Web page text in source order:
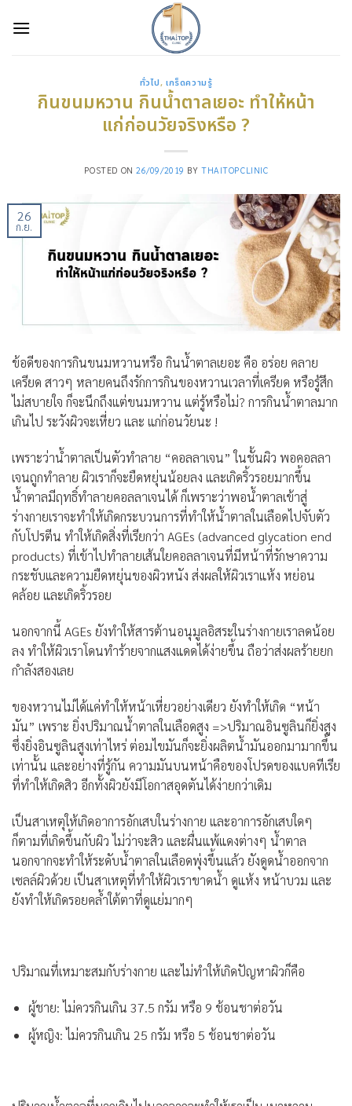
ทั่วไป,เกร็ดความรู้
กินขนมหวาน กินน้ำตาลเยอะ ทำให้หน้า
แก่ก่อนวัยจริงหรือ ?
POSTED ON26/09/2019 BYTHAITOPCLINIC
26
ก.ย.
ข้อดีของการกินขนมหวานหรือ กินน้ำตาลเยอะ คือ อร่อย คลาย
เครียด สาวๆ หลายคนถึงรักการกินของหวานเวลาที่เครียด หรือรู้สึก
ไม่สบายใจ ก็จะนึกถึงแต่ขนมหวาน แต่รู้หรือไม่? การกินน้ำตาลมาก
เกินไป ระวังผิวจะเหี่ยว และ แก่ก่อนวัยนะ !
เพราะว่าน้ำตาลเป็นตัวทำลาย “คอลลาเจน” ในชั้นผิว พอคอลลา
เจนถูกทำลาย ผิวเราก็จะยืดหยุ่นน้อยลง และเกิดริ้วรอยมากขึ้น
น้ำตาลมีฤทธิ์ทำลายคอลลาเจนได้ ก็เพราะว่าพอน้ำตาลเข้าสู่
ร่างกายเราจะทำให้เกิดกระบวนการที่ทำให้น้ำตาลในเลือดไปจับตัว
กับโปรตีน ทำให้เกิดสิ่งที่เรียกว่า AGEs (advanced glycation end
products) ที่เข้าไปทำลายเส้นใยคอลลาเจนที่มีหน้าที่รักษาความ
กระชับและความยืดหยุ่นของผิวหนัง ส่งผลให้ผิวเราแห้ง หย่อน
คล้อย และเกิดริ้วรอย
นอกจากนี้ AGEs ยังทำให้สารต้านอนุมูลอิสระในร่างกายเราลดน้อย
ลง ทำให้ผิวเราโดนทำร้ายจากแสงแดดได้ง่ายขึ้น ถือว่าส่งผลร้ายยก
กำลังสองเลย
ของหวานไม่ได้แค่ทำให้หน้าเหี่ยวอย่างเดียว ยังทำให้เกิด “หน้า
มัน” เพราะ ยิ่งปริมาณน้ำตาลในเลือดสูง =>ปริมาณอินซูลินก็ยิ่งสูง
ซึ่งยิ่งอินซูลินสูงเท่าไหร่ ต่อมไขมันก็จะยิ่งผลิตน้ำมันออกมามากขึ้น
เท่านั้น และอย่างที่รู้กัน ความมันบนหน้าคือของโปรดของแบคทีเรีย
ที่ทำให้เกิดสิว อีกทั้งผิวยังมีโอกาสอุดตันได้ง่ายกว่าเดิม
เป็นสาเหตุให้เกิดอาการอักเสบในร่างกาย และอาการอักเสบใดๆ
ก็ตามที่เกิดขึ้นกับผิว ไม่ว่าจะสิว และผื่นแพ้แดงต่างๆ น้ำตาล
นอกจากจะทำให้ระดับน้ำตาลในเลือดพุ่งขึ้นแล้ว ยังดูดน้ำออกจาก
เซลล์ผิวด้วย เป็นสาเหตุที่ทำให้ผิวเราขาดน้ำ ดูแห้ง หน้าบวม และ
ยังทำให้เกิดรอยคล้ำใต้ตาที่ดูแย่มากๆ
ปริมาณที่เหมาะสมกับร่างกาย และไม่ทำให้เกิดปัญหาผิวก็คือ
ผู้ชาย: ไม่ควรกินเกิน 37.5 กรัม หรือ 9 ช้อนชาต่อวัน
ผู้หญิง: ไม่ควรกินเกิน 25 กรัม หรือ 5 ช้อนชาต่อวัน